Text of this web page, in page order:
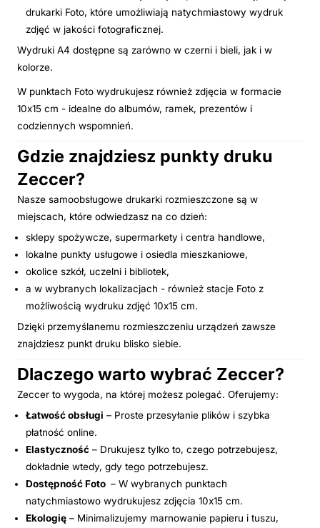
drukarki Foto, które umożliwiają natychmiastowy wydruk
zdjęć w jakości fotograficznej.
Wydruki A4 dostępne są zarówno w czerni i bieli, jak i w
kolorze.
W punktach Foto wydrukujesz również zdjęcia w formacie
10x15 cm - idealne do albumów, ramek, prezentów i
codziennych wspomnień.
Gdzie znajdziesz punkty druku
Zeccer?
Nasze samoobsługowe drukarki rozmieszczone są w
miejscach, które odwiedzasz na co dzień:
sklepy spożywcze, supermarkety i centra handlowe,
lokalne punkty usługowe i osiedla mieszkaniowe,
okolice szkół, uczelni i bibliotek,
a w wybranych lokalizacjach - również stacje Foto z
możliwością wydruku zdjęć 10x15 cm.
Dzięki przemyślanemu rozmieszczeniu urządzeń zawsze
znajdziesz punkt druku blisko siebie.
Dlaczego warto wybrać Zeccer?
Zeccer to wygoda, na której możesz polegać. Oferujemy:
Łatwość obsługi – Proste przesyłanie plików i szybka
płatność online.
Elastyczność – Drukujesz tylko to, czego potrzebujesz,
dokładnie wtedy, gdy tego potrzebujesz.
Dostępność Foto – W wybranych punktach
natychmiastowo wydrukujesz zdjęcia 10x15 cm.
Ekologię – Minimalizujemy marnowanie papieru i tuszu,